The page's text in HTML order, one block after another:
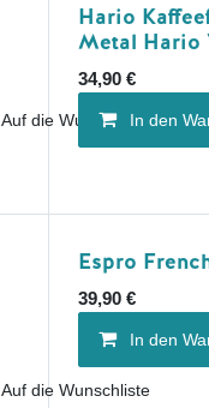
Auf die Wunschliste
Hario
Metal Hario
34,90 €
In den
Auf die Wunschliste
Espro
39,90 €
In den